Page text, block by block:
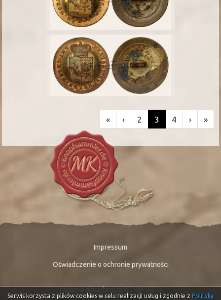
« ‹ 2 3 4 › »
Impressum
Oświadczenie o ochronie prywatności
ostatnia aktualizacja: 07-08-2026
Serwis korzysta z plików cookies w celu realizacji usług i zgodnie z Polityką